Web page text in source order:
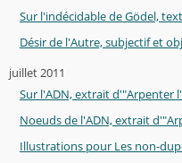
Sur l'indécidable de Gödel,
Désir de l'Autre, subjectif et
juillet 2011
Sur l'ADN, extrait d'"Arpenter
Noeuds de l'ADN, extrait
Illustrations pour Les non-